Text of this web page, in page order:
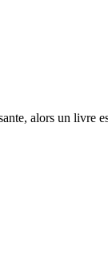
alors un livre